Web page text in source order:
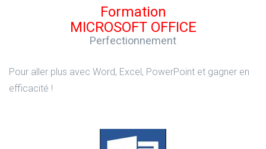
Formation
MICROSOFT OFFICE
Perfectionnement
Pour aller plus avec Word, Excel, PowerPoint et gagner en
efficacité !